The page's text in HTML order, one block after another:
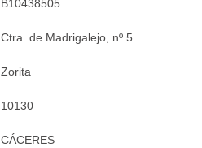
B10438505
Ctra. de Madrigalejo, nº 5
Zorita
10130
CÁCERES